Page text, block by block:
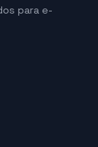
para e-